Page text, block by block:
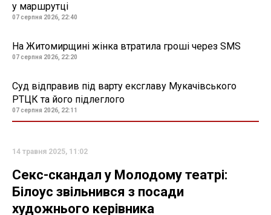
у маршрутці
07 серпня 2026, 22:40
На Житомирщині жінка втратила гроші через SMS
07 серпня 2026, 22:20
Суд відправив під варту ексглаву Мукачівського
РТЦК та його підлеглого
07 серпня 2026, 22:11
14 травня 2025, 11:02
Секс-скандал у Молодому театрі:
Білоус звільнився з посади
художнього керівника